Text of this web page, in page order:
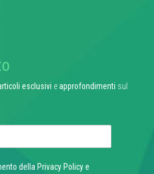
esclusivi eapprofondimenti sul
della Privacy Policye